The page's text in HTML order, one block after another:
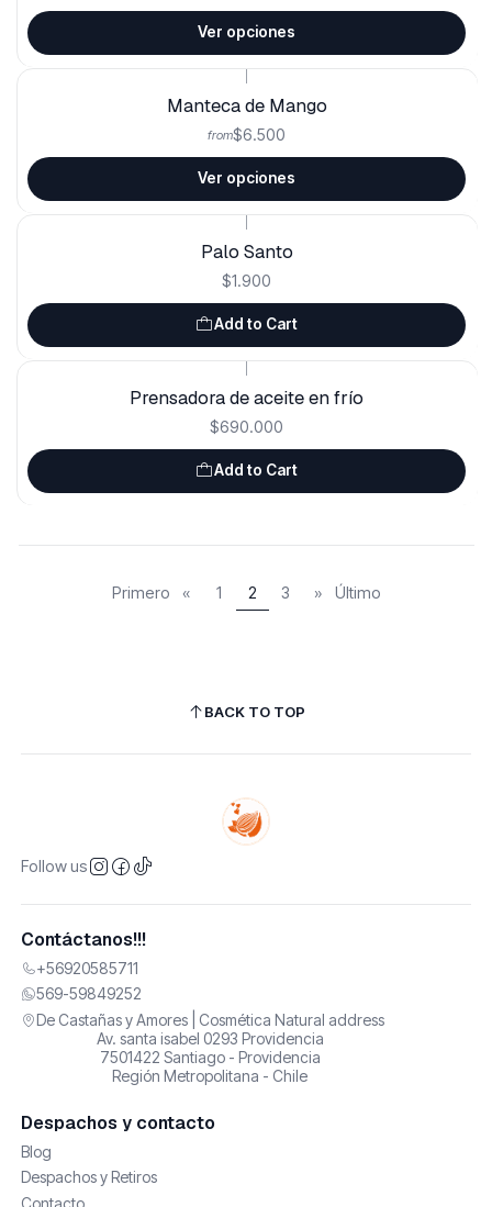
Ver opciones
Manteca de Mango
from$6.500
Ver opciones
Palo Santo
$1.900
Add to Cart
Prensadora de aceite en frío
$690.000
Add to Cart
Primero « 1 2 3 » Último
BACK TO TOP
Follow us
Contáctanos!!!
+56920585711
569-59849252
De Castañas y Amores | Cosmética Natural address
Av. santa isabel 0293 Providencia
7501422 Santiago - Providencia
Región Metropolitana - Chile
Despachos y contacto
Blog
Despachos y Retiros
Contacto